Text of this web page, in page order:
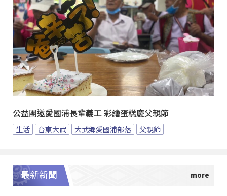
公益團邀愛國浦長輩義工 彩繪蛋糕慶父親節
生活 台東大武 大武鄉愛國浦部落 父親節
最新新聞